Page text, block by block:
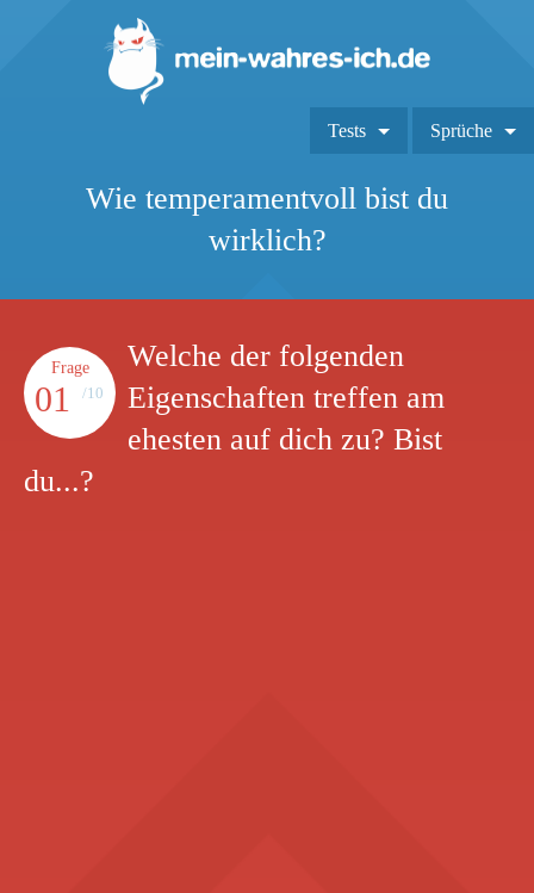
Tests Sprüche
Wie temperamentvoll bist du
wirklich?
Frage
01 /10
Welche der folgenden
Eigenschaften treffen am
ehesten auf dich zu? Bist
du...?